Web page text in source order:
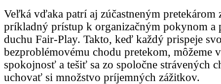
Veľká vďaka patrí aj zúčastneným pretekárom
príkladný prístup k organizačným pokynom a
duchu Fair-Play. Takto, keď každý prispeje
bezproblémovému chodu pretekom, môžeme
spokojnosť a tešiť sa zo spoločne strávených
uchovať si množstvo príjemných zážitkov.